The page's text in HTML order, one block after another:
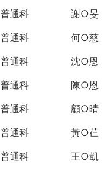
普通科
謝○旻
普通科
何○慈
普通科
沈○恩
普通科
陳○恩
普通科
顧○晴
普通科
黃○芢
普通科
王○凱